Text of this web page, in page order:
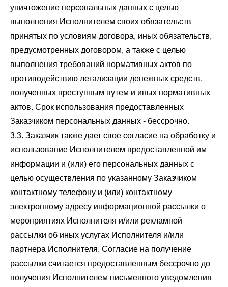
уничтожение персональных данных с целью
выполнения Исполнителем своих обязательств
принятых по условиям договора, иных обязательств,
предусмотренных договором, а также с целью
выполнения требований нормативных актов по
противодействию легализации денежных средств,
полученных преступным путем и иных нормативных
актов. Срок использования предоставленных
Заказчиком персональных данных - бессрочно.
3.3. Заказчик также дает свое согласие на обработку и
использование Исполнителем предоставленной им
информации и (или) его персональных данных с
целью осуществления по указанному Заказчиком
контактному телефону и (или) контактному
электронному адресу информационной рассылки о
мероприятиях Исполнителя и/или рекламной
рассылки об иных услугах Исполнителя и/или
партнера Исполнителя. Согласие на получение
рассылки считается предоставленным бессрочно до
получения Исполнителем письменного уведомления